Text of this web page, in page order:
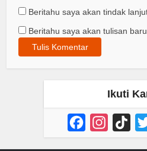
Beritahu saya akan tindak
Beritahu saya akan tulisan
Ikuti
Facebook